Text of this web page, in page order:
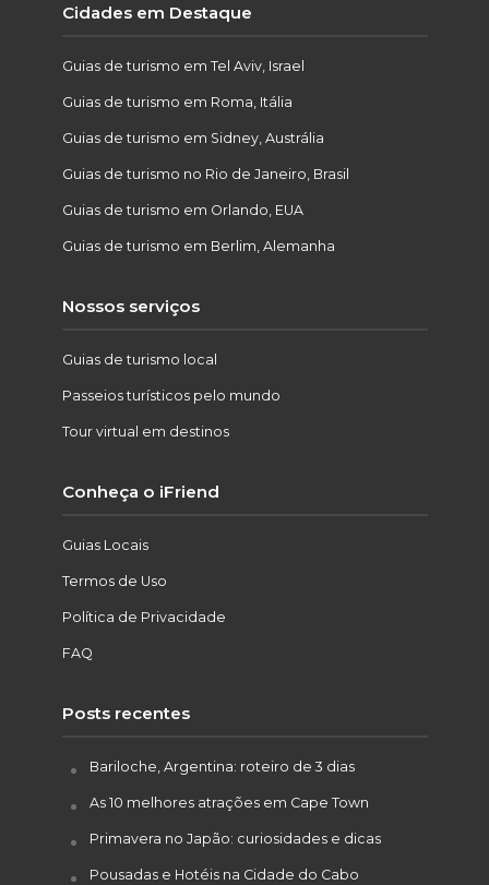
Cidades em Destaque
Guias de turismo em Tel Aviv, Israel
Guias de turismo em Roma, Itália
Guias de turismo em Sidney, Austrália
Guias de turismo no Rio de Janeiro, Brasil
Guias de turismo em Orlando, EUA
Guias de turismo em Berlim, Alemanha
Nossos serviços
Guias de turismo local
Passeios turísticos pelo mundo
Tour virtual em destinos
Conheça o iFriend
Guias Locais
Termos de Uso
Política de Privacidade
FAQ
Posts recentes
Bariloche, Argentina: roteiro de 3 dias
As 10 melhores atrações em Cape Town
Primavera no Japão: curiosidades e dicas
Pousadas e Hotéis na Cidade do Cabo